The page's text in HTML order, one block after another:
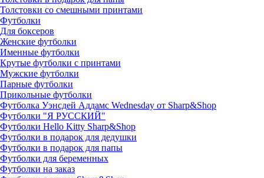
Толстовки со смешными принтами
Футболки
Для боксеров
Женские футболки
Именные футболки
Крутые футболки с принтами
Мужские футболки
Парные футболки
Прикольные футболки
Футболка Уэнсдей Аддамс Wednesday от Sharp&Shop
Футболки "Я РУССКИЙ"
Футболки Hello Kitty Sharp&Shop
Футболки в подарок для дедушки
Футболки в подарок для папы
Футболки для беременных
Футболки на заказ